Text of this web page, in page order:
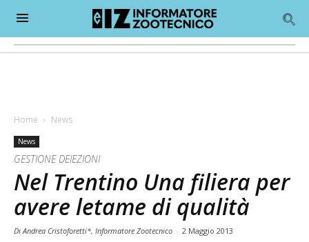
Home News
News
GESTIONE DEIEZIONI
Nel Trentino Una filiera per
avere letame di qualità
Di Andrea Cristoforetti*, Informatore Zootecnico - 2 Maggio 2013